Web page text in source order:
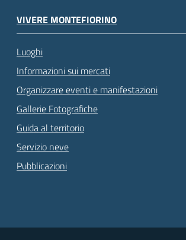
VIVERE MONTEFIORINO
Luoghi
Informazioni sui mercati
Organizzare eventi e manifestazioni
Gallerie Fotografiche
Guida al territorio
Servizio neve
Pubblicazioni